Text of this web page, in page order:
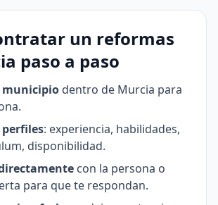
un reformas
paso a paso
municipio dentro de Murcia para
perfiles: experiencia, habilidades,
disponibilidad.
con la persona o
para que te respondan.